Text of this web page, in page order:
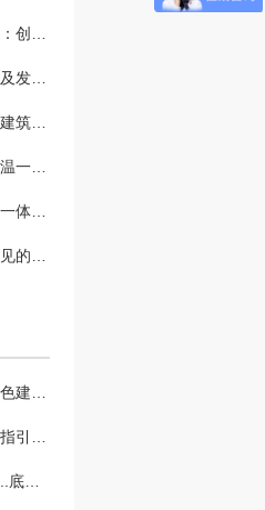
西安复合板行业研究：创新技术与应用前景
西安复合板市场分析及发展趋势
保温一体板在西安古建筑修复中的应用实例分享
西安市场需求下的保温一体板生产和供应情况分析
绿色环保：西安保温一体板在建筑行业的可持续发展
西安地区建筑业中常见的保温一体板材料对比
新疆朋友看过来！绿色建筑新篇章：外墙外保温助力新疆可持续发展
​《住宅品质提升设计指引》：鼓励按照近零能耗建筑建设
树牢“双零”目标 守好..底线，做好外墙保温工程